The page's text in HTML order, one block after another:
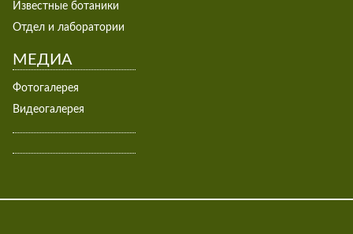
Известные ботаники
Отдел и лаборатории
МЕДИА
Фотогалерея
Видеогалерея